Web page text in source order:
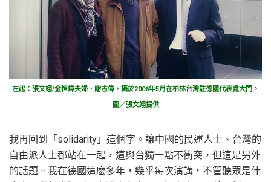
左起：張文翊/金恒煒夫婦、謝志偉，攝於2006年5月在柏林台灣駐德國代表處大門。
圖／張文翊提供
我再回到「solidarity」這個字。讓中國的民運人士、台灣的
自由派人士都站在一起，這與台獨一點不衝突，但這是另外
的話題。我在德國這麽多年，幾乎每次演講，不管聽眾是什